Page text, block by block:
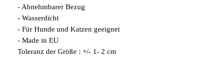
- Abnehmbarer Bezug
- Wasserdicht
- Für Hunde und Katzen geeignet
- Made in EU
Toleranz der Größe : +/- 1- 2 cm